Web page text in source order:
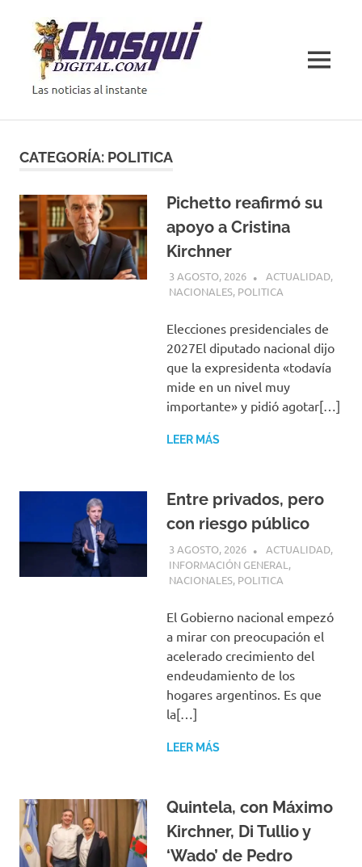
contenido
instante
MENÚ
CATEGORÍA: POLITICA
Pichetto reafirmó su
apoyo a Cristina
Kirchner
3 AGOSTO, 2026 H P
ACTUALIDAD,
NACIONALES, POLITICA
Elecciones presidenciales de
2027El diputado nacional dijo
que la expresidenta «todavía
mide en un nivel muy
importante» y pidió agotar[…]
LEER MÁS
Entre privados, pero
con riesgo público
3 AGOSTO, 2026 H P
ACTUALIDAD,
INFORMACIÓN GENERAL ,
NACIONALES, POLITICA
El Gobierno nacional empezó
a mirar con preocupación el
acelerado crecimiento del
endeudamiento de los
hogares argentinos. Es que
la[…]
LEER MÁS
Quintela, con Máximo
Kirchner, Di Tullio y
‘Wado’ de Pedro